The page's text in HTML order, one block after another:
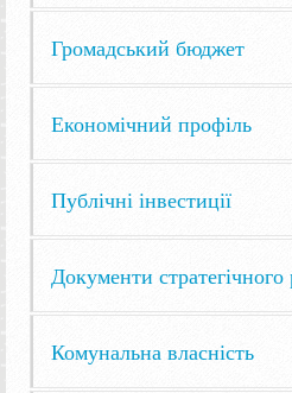
Громадський бюджет
Економічний профіль
Публічні інвестиції
Документи стратегічного
Комунальна власність